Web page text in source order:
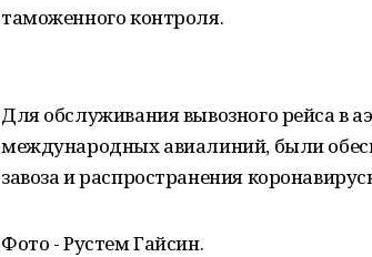
таможенного контроля.
Для обслуживания вывозного рейса в
международных авиалиний, были
завоза и распространения
Фото - Рустем Гайсин.